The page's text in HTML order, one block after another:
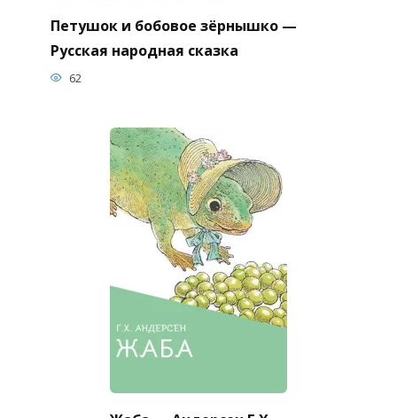
Петушок и бобовое зёрнышко —
Русская народная сказка
62